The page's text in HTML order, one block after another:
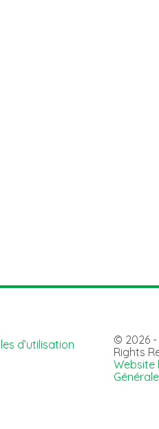
d’utilisation
© 2026 -
Rights
Website
Générale